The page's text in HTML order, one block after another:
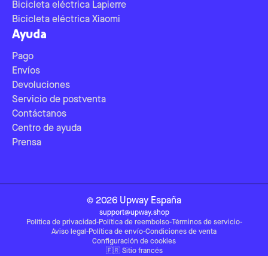
Bicicleta eléctrica Lapierre
Bicicleta eléctrica Xiaomi
Ayuda
Pago
Envíos
Devoluciones
Servicio de postventa
Contáctanos
Centro de ayuda
Prensa
© 2026 Upway España
support@upway.shop
Política de privacidad-Política de reembolso-Términos de servicio-
Aviso legal -Política de envío-Condiciones de venta
Configuración de cookies
🇫🇷 Sitio francés